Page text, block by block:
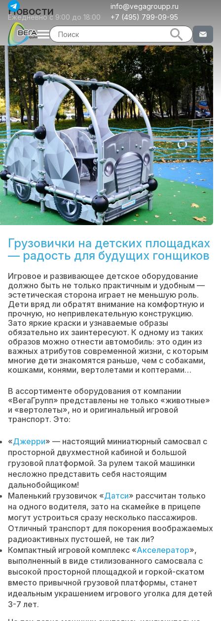
info@vegagroupp.ru
Ежедневно с 9:00 до 18:00
+7 (495) 799-09-95
Новости
Грузовички на детских площадках
— радость для будущих гонщиков
Игровое и развивающее детское оборудование
должно быть не только практичным и удобным —
эстетическая сторона играет не меньшую роль.
Дети вряд ли обратят внимание на комфортную и
прочную, но непривлекательную конструкцию.
Зато яркие краски и узнаваемые образы
обязательно их заинтересуют. К одному из таких
образов можно отнести автомобиль: это один из
важных атрибутов современной жизни, с которым
многие дети знакомятся раньше, чем с собаками,
кошками, конями, вертолетами и коптерами…
В ассортименте оборудования от компании
«ВегаГрупп» представлены не только «животные»
и «вертолеты», но и оригинальный игровой
транспорт. Это:
«Джерри» — настоящий миниатюрный самосвал с
просторной двухместной кабиной и большой
грузовой платформой. За рулем такой машинки
несложно представить себя настоящим
дальнобойщиком!
Маленький грузовичок «Датси» рассчитан только
на одного водителя, зато на скамейке в прицепе
могут устроиться сразу несколько пассажиров.
Отличный транспорт для покорения воображаемых
радиоактивных пустошей, не так ли?
Компактный игровой комплекс «Акселератор»,
выполненный в виде стилизованного самосвала с
высокой просторной площадкой и горкой-скатом
вместо привычной грузовой платформы, станет
идеальным украшением игрового уголка для детей
3-7 лет.